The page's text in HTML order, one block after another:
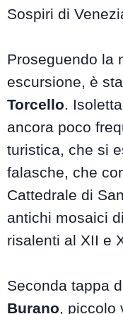
Sospiri di
Proseguendo la
escursione, è
Torcello.
ancora poco
turistica, che si
falasche, che
Cattedrale di
antichi mosaici
risalenti al XII e
Seconda tappa
Burano, piccolo